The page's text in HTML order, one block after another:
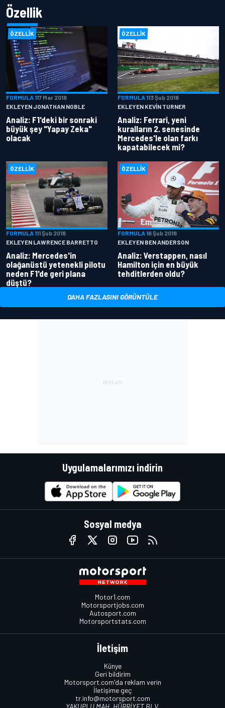
Özellik
ÖZELLIK
FORMULA 117 Mar 2018
EKLEYEN JONATHAN NOBLE
Analiz: F1'deki bir sonraki
büyük şey "Yapay Zeka"
olacak
ÖZELLIK
FORMULA 113 Şub 2018
EKLEYEN KEVIN TURNER
Analiz: Ferrari, yeni
kuralların 2. senesinde
Mercedes'le olan farkı
kapatabilecek mi?
ÖZELLIK
FORMULA 111 Şub 2018
EKLEYEN LAWRENCE BARRETTO
Analiz: Mercedes'in
olağanüstü yetenekli pilotu
neden F1'de geri plana
düştü?
ÖZELLIK
FORMULA 16 Şub 2018
EKLEYEN BEN ANDERSON
Analiz: Verstappen, nasıl
Hamilton için en büyük
tehditlerden oldu?
DAHA FAZLASINI GÖRÜNTÜLE
Uygulamalarımızı indirin
Sosyal medya
Motor1.com
Motorsportjobs.com
Autosport.com
Motorsportstats.com
İletişim
Künye
Geri bildirim
Motorsport.com'da reklam verin
İletişime geç
tr.info@motorsport.com